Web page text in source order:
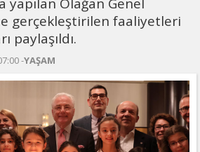
gerçekleştirilen faaliyetleri
paylaşıldı.
-YAŞAM